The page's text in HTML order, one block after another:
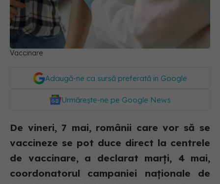
Vaccinare
Adaugă-ne ca sursă preferată în Google
Urmărește-ne pe Google News
De vineri, 7 mai, românii care vor să se
vaccineze se pot duce direct la centrele
de vaccinare, a declarat marți, 4 mai,
coordonatorul campaniei naționale de